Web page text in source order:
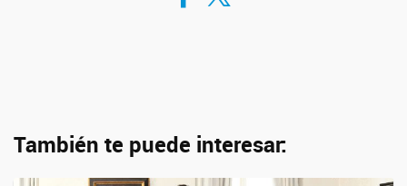
También te puede interesar: